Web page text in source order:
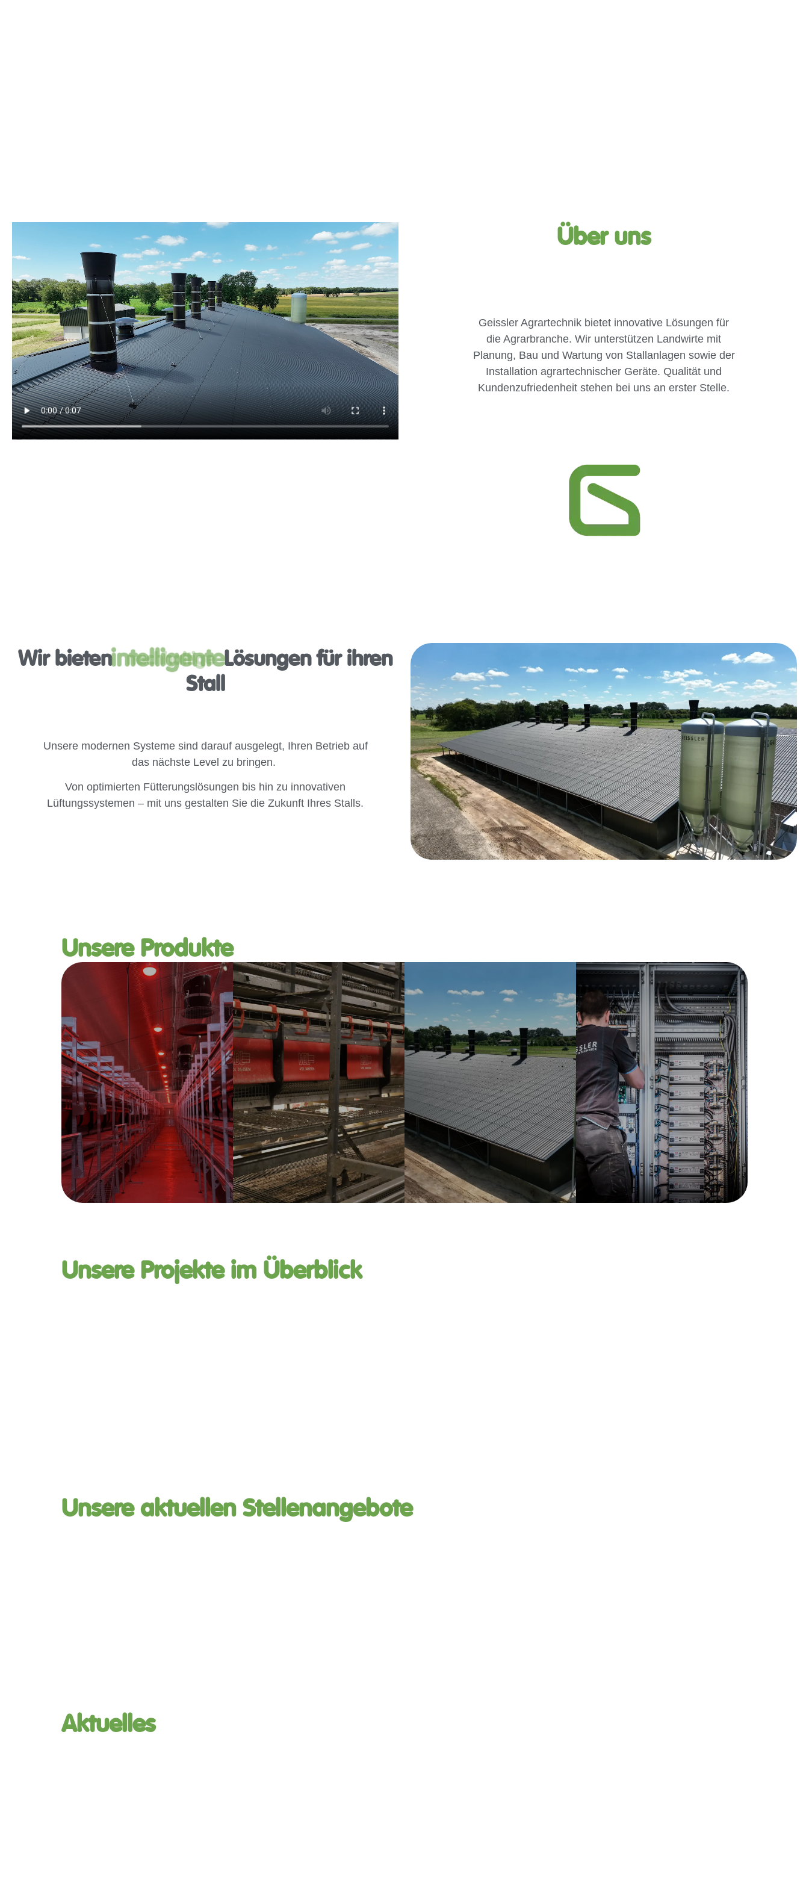
Über uns
Geissler Agrartechnik bietet innovative Lösungen für
die Agrarbranche. Wir unterstützen Landwirte mit
Planung, Bau und Wartung von Stallanlagen sowie der
Installation agrartechnischer Geräte. Qualität und
Kundenzufriedenheit stehen bei uns an erster Stelle.
Wir bieten intelligente Lösungen für ihren
Stall
Unsere modernen Systeme sind darauf ausgelegt, Ihren Betrieb auf
das nächste Level zu bringen.
Von optimierten Fütterungslösungen bis hin zu innovativen
Lüftungssystemen – mit uns gestalten Sie die Zukunft Ihres Stalls.
Unsere Produkte
Unsere Projekte im Überblick
Unsere aktuellen Stellenangebote
Aktuelles